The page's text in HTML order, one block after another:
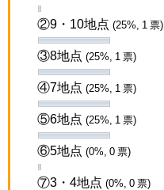
②9・10地点 (25%, 1 票)
③8地点 (25%, 1 票)
④7地点 (25%, 1 票)
⑤6地点 (25%, 1 票)
⑥5地点 (0%, 0 票)
⑦3・4地点 (0%, 0 票)